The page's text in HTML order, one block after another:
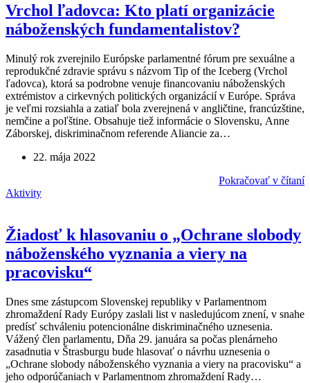
Vrchol ľadovca: Kto platí organizácie
náboženských fundamentalistov?
Minulý rok zverejnilo Európske parlamentné fórum pre sexuálne a
reprodukčné zdravie správu s názvom Tip of the Iceberg (Vrchol
ľadovca), ktorá sa podrobne venuje financovaniu náboženských
extrémistov a cirkevných politických organizácií v Európe. Správa
je veľmi rozsiahla a zatiaľ bola zverejnená v angličtine, francúzštine,
nemčine a poľštine. Obsahuje tiež informácie o Slovensku, Anne
Záborskej, diskriminačnom referende Aliancie za…
22. mája 2022
Pokračovať v čítaní
Aktivity
Žiadosť k hlasovaniu o „Ochrane slobody
náboženského vyznania a viery na
pracovisku“
Dnes sme zástupcom Slovenskej republiky v Parlamentnom
zhromaždení Rady Európy zaslali list v nasledujúcom znení, v snahe
predísť schváleniu potencionálne diskriminačného uznesenia.
Vážený člen parlamentu, Dňa 29. januára sa počas plenárneho
zasadnutia v Štrasburgu bude hlasovať o návrhu uznesenia o
„Ochrane slobody náboženského vyznania a viery na pracovisku“ a
jeho odporúčaniach v Parlamentnom zhromaždení Rady…